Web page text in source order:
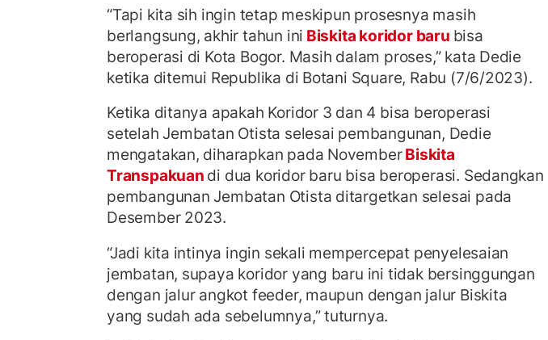
“Tapi kita sih ingin tetap meskipun prosesnya masih
berlangsung, akhir tahun ini Biskita koridor baru bisa
beroperasi di Kota Bogor. Masih dalam proses,” kata Dedie
ketika ditemui Republika di Botani Square, Rabu (7/6/2023).
Ketika ditanya apakah Koridor 3 dan 4 bisa beroperasi
setelah Jembatan Otista selesai pembangunan, Dedie
mengatakan, diharapkan pada NovemberBiskita
Transpakuan di dua koridor baru bisa beroperasi. Sedangkan
pembangunan Jembatan Otista ditargetkan selesai pada
Desember 2023.
“Jadi kita intinya ingin sekali mempercepat penyelesaian
jembatan, supaya koridor yang baru ini tidak bersinggungan
dengan jalur angkot feeder, maupun dengan jalur Biskita
yang sudah ada sebelumnya,” tuturnya.